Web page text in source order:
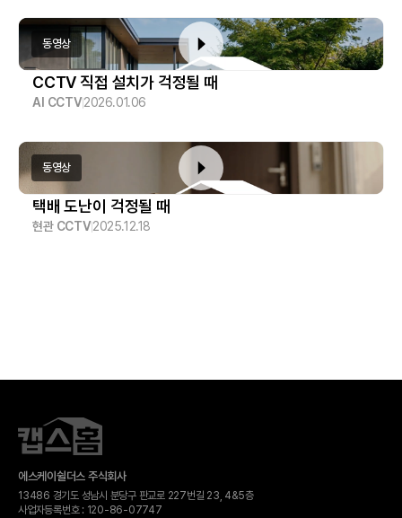
동영상
CCTV 직접 설치가 걱정될 때
AI CCTV2026.01.06
동영상
택배 도난이 걱정될 때
현관 CCTV2025.12.18
에스케이쉴더스 주식회사
13486 경기도 성남시 분당구 판교로 227번길 23, 4&5층
사업자등록번호 : 120-​86-​07747